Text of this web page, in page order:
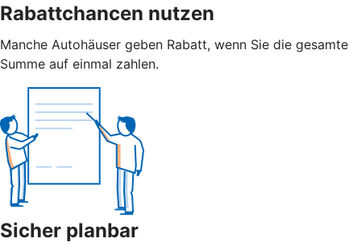
Rabattchancen nutzen
Manche Autohäuser geben Rabatt, wenn Sie die gesamte
Summe auf einmal zahlen.
Sicher planbar